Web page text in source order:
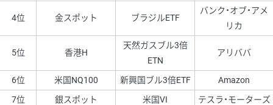
4位 金スポット ブラジルETF
バンク・オブ・アメ
リカ
5位 香港H
天然ガスブル3倍
ETN
アリババ
6位 米国NQ100 新興国ブル3倍ETF
Amazon
7位
銀スポット 米国VI
テスラ・モーターズ